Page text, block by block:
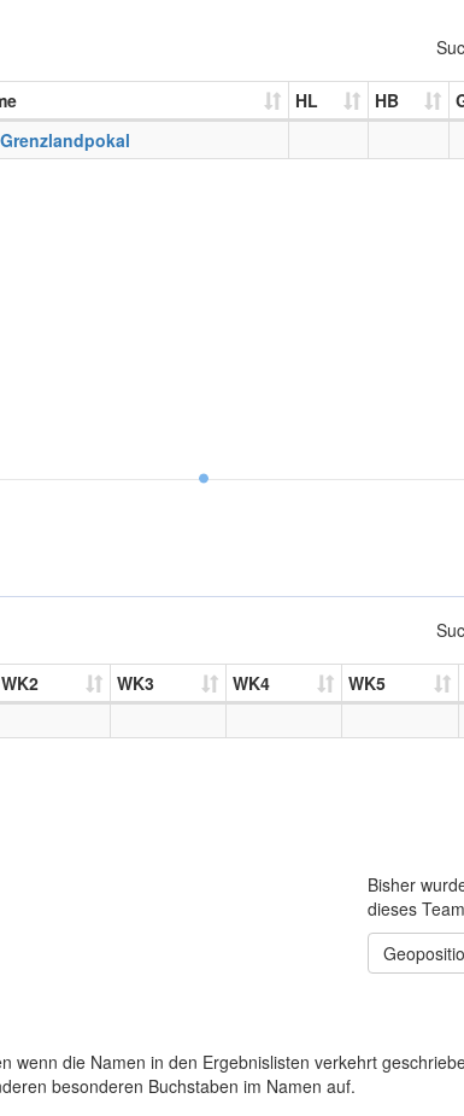
HL HB
WK2 WK3 WK4 WK5
Bisher
dieses
die Namen in den Ergebnislisten verkehrt
besonderen Buchstaben im Namen auf.